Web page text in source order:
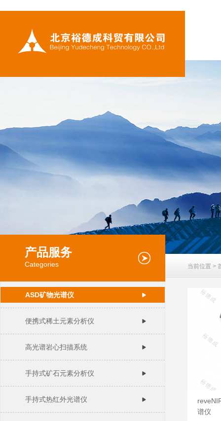
产品服务
Categories
ASD矿物光谱仪
便携式稀土元素分析仪
高光谱岩心扫描系统
手持式矿石元素分析仪
手持式热红外光谱仪
当前位置 >
谱仪